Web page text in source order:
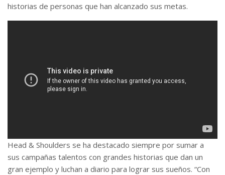
historias de personas que han alcanzado sus metas.
Head & Shoulders se ha destacado siempre por sumar a
sus campañas talentos con grandes historias que dan un
gran ejemplo y luchan a diario para lograr sus sueños. “Con